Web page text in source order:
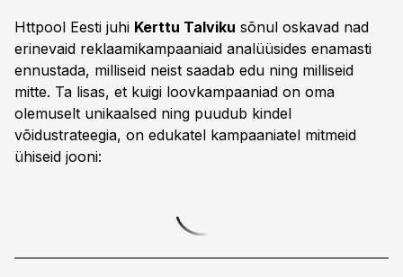
Httpool Eesti juhi Kerttu Talviku sõnul oskavad nad
erinevaid reklaamikampaaniaid analüüsides enamasti
ennustada, milliseid neist saadab edu ning milliseid
mitte. Ta lisas, et kuigi loovkampaaniad on oma
olemuselt unikaalsed ning puudub kindel
võidustrateegia, on edukatel kampaaniatel mitmeid
ühiseid jooni: